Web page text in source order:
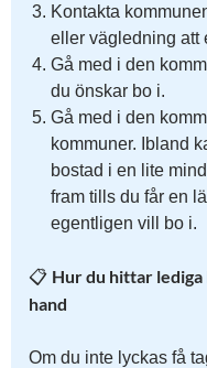
Kontakta
eller vägledning att
Gå med i den
du önskar bo i.
Gå med i den
kommuner. Ibland
bostad i en lite
fram tills du får en
egentligen vill bo i.
📋 Hur du hittar
hand
Om du inte lyckas få